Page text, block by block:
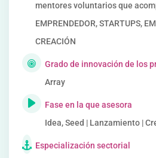
mentores voluntarios que
EMPRENDEDOR, STARTUPS,
CREACIÓN
Grado de innovación de los
Array
Fase en la que asesora
Idea, Seed | Lanzamiento |
Especialización sectorial